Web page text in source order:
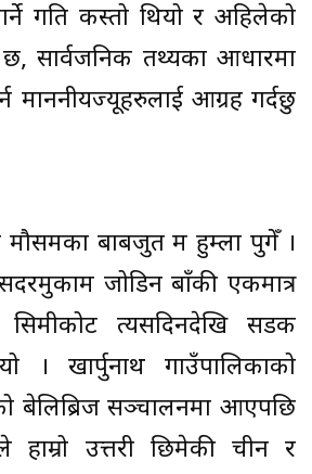
गति कस्तो थियो र अहिलेको
सार्वजनिक तथ्यका आधारमा
आग्रह गर्दछु
मौसमका बाबजुत म हुम्ला पुगेँ ।
जोडिन बाँकी एकमात्र
सिमीकोट त्यसदिनदेखि सडक
। खार्पुनाथ गाउँपालिकाको
बेलिब्रिज सञ्चालनमा आएपछि
हाम्रो उत्तरी छिमेकी चीन र